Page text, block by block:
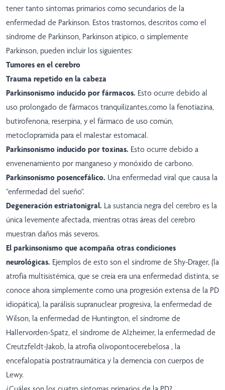
tener tanto síntomas primarios como secundarios de la
enfermedad de Parkinson. Estos trastornos, descritos como el
síndrome de Parkinson, Parkinson atípico, o simplemente
Parkinson, pueden incluir los siguientes:
Tumores en el cerebro
Trauma repetido en la cabeza
Parkinsonismo inducido por fármacos. Esto ocurre debido al
uso prolongado de fármacos tranquilizantes,como la fenotiazina,
butirofenona, reserpina, y el fármaco de uso común,
metoclopramida para el malestar estomacal.
Parkinsonismo inducido por toxinas. Esto ocurre debido a
envenenamiento por manganeso y monóxido de carbono.
Parkinsonismo posencefálico. Una enfermedad viral que causa la
"enfermedad del sueño".
Degeneración estriatonigral. La sustancia negra del cerebro es la
única levemente afectada, mientras otras áreas del cerebro
muestran daños más severos.
El parkinsonismo que acompaña otras condiciones
neurológicas. Ejemplos de esto son el síndrome de Shy-Drager, (la
atrofia multisistémica, que se creía era una enfermedad distinta, se
conoce ahora simplemente como una progresión extensa de la PD
idiopática), la parálisis supranuclear progresiva, la enfermedad de
Wilson, la enfermedad de Huntington, el síndrome de
Hallervorden-Spatz, el síndrome de Alzheimer, la enfermedad de
Creutzfeldt-Jakob, la atrofia olivopontocerebelosa , la
encefalopatía postratraumática y la demencia con cuerpos de
Lewy.